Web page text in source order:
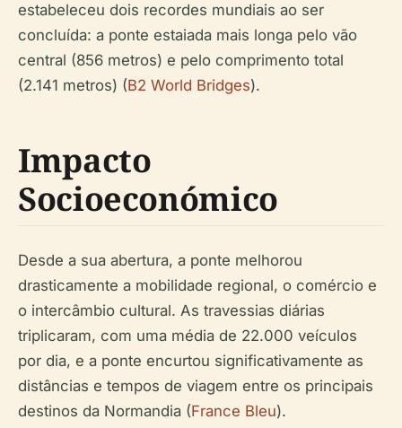
estabeleceu dois recordes mundiais ao ser
concluída: a ponte estaiada mais longa pelo vão
central (856 metros) e pelo comprimento total
(2.141 metros) (B2 World Bridges).
Impacto
Socioeconómico
Desde a sua abertura, a ponte melhorou
drasticamente a mobilidade regional, o comércio e
o intercâmbio cultural. As travessias diárias
triplicaram, com uma média de 22.000 veículos
por dia, e a ponte encurtou significativamente as
distâncias e tempos de viagem entre os principais
destinos da Normandia (France Bleu).